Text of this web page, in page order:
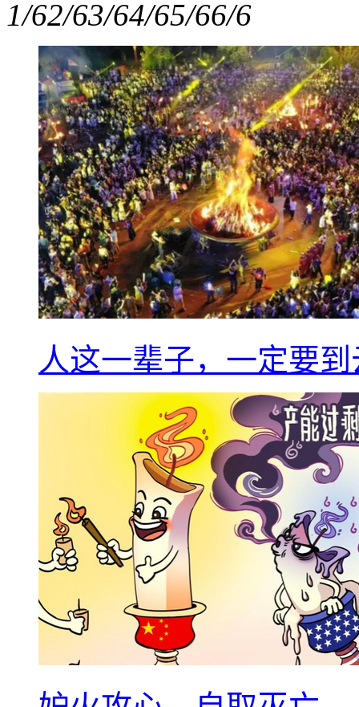
1/62/63/64/65/66/6
人这一辈子，一定要